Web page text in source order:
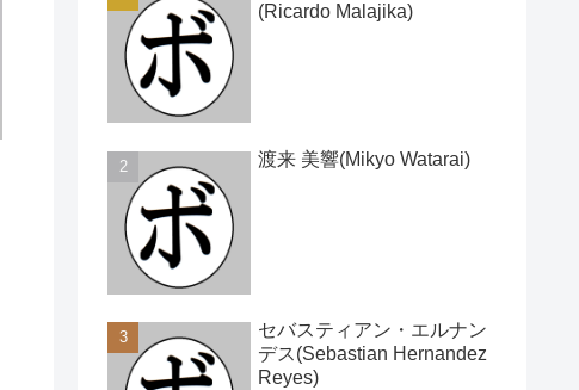
(Ricardo Malajika)
渡来 美響(Mikyo Watarai)
セバスティアン・エルナン
デス(Sebastian Hernandez
Reyes)